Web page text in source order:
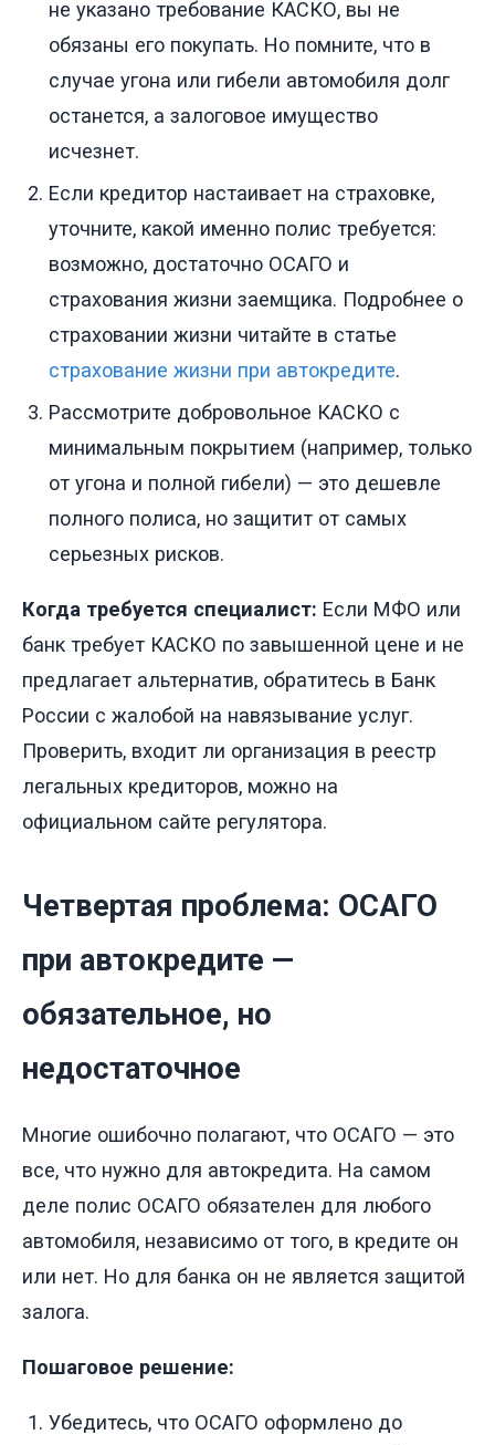
не указано требование КАСКО, вы не
обязаны его покупать. Но помните, что в
случае угона или гибели автомобиля долг
останется, а залоговое имущество
исчезнет.
Если кредитор настаивает на страховке,
уточните, какой именно полис требуется:
возможно, достаточно ОСАГО и
страхования жизни заемщика. Подробнее о
страховании жизни читайте в статье
страхование жизни при автокредите.
Рассмотрите добровольное КАСКО с
минимальным покрытием (например, только
от угона и полной гибели) — это дешевле
полного полиса, но защитит от самых
серьезных рисков.
Когда требуется специалист: Если МФО или
банк требует КАСКО по завышенной цене и не
предлагает альтернатив, обратитесь в Банк
России с жалобой на навязывание услуг.
Проверить, входит ли организация в реестр
легальных кредиторов, можно на
официальном сайте регулятора.
Четвертая проблема: ОСАГО
при автокредите —
обязательное, но
недостаточное
Многие ошибочно полагают, что ОСАГО — это
все, что нужно для автокредита. На самом
деле полис ОСАГО обязателен для любого
автомобиля, независимо от того, в кредите он
или нет. Но для банка он не является защитой
залога.
Пошаговое решение:
Убедитесь, что ОСАГО оформлено до